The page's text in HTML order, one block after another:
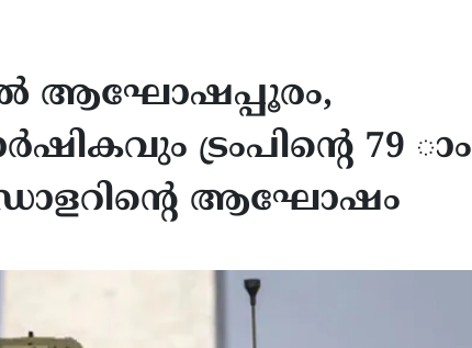
ആഘോഷപ്പൂരം,
ട്രംപിൻ്റെ 79 ാം
ഡോളറിൻ്റെ ആഘോഷം